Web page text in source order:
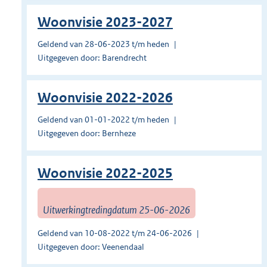
Woonvisie 2023-2027
Geldend van 28-06-2023 t/m heden
Uitgegeven door: Barendrecht
Woonvisie 2022-2026
Geldend van 01-01-2022 t/m heden
Uitgegeven door: Bernheze
Woonvisie 2022-2025
Uitwerkingtredingdatum 25-06-2026
Geldend van 10-08-2022 t/m 24-06-2026
Uitgegeven door: Veenendaal